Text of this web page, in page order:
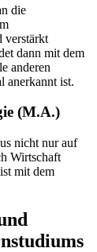
die
verstärkt
dann mit dem
anderen
anerkannt ist.
(M.A.)
nicht nur auf
Wirtschaft
mit dem